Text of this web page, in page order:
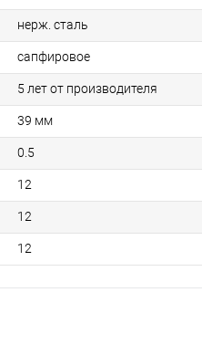
нерж. сталь
сапфировое
5 лет от производителя
39 мм
0.5
12
12
12